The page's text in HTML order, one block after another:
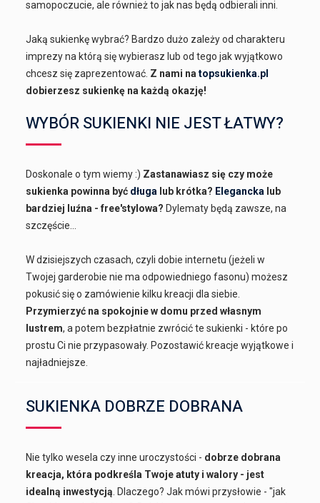
samopoczucie, ale również to jak nas będą odbierali inni.
Jaką sukienkę wybrać? Bardzo dużo zależy od charakteru
imprezy na którą się wybierasz lub od tego jak wyjątkowo
chcesz się zaprezentować. Z nami natopsukienka.pl
dobierzesz sukienkę na każdą okazję!
WYBÓR SUKIENKI NIE JEST ŁATWY?
Doskonale o tym wiemy :) Zastanawiasz się czy może
sukienka powinna być długa lub krótka? Elegancka lub
bardziej luźna - free'stylowa? Dylematy będą zawsze, na
szczęście...
W dzisiejszych czasach, czyli dobie internetu (jeżeli w
Twojej garderobie nie ma odpowiedniego fasonu) możesz
pokusić się o zamówienie kilku kreacji dla siebie.
Przymierzyć na spokojnie w domu przed własnym
lustrem, a potem bezpłatnie zwrócić te sukienki - które po
prostu Ci nie przypasowały. Pozostawić kreacje wyjątkowe i
najładniejsze.
SUKIENKA DOBRZE DOBRANA
Nie tylko wesela czy inne uroczystości - dobrze dobrana
kreacja, która podkreśla Twoje atuty i walory - jest
idealną inwestycją. Dlaczego? Jak mówi przysłowie - "jak